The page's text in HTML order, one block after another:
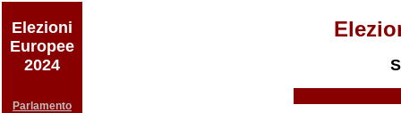
Elezioni
Europee
2024
Parlamento